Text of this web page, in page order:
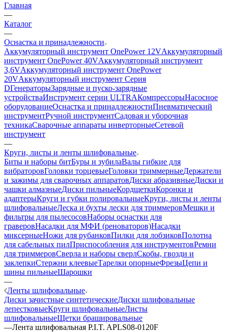
Главная
—
Каталог
—
Оснастка и принадлежности
Аккумуляторный инструмент OnePower 12VАккумуляторный
инструмент OnePower 40VАккумуляторный инструмент
3,6VАккумуляторный инструмент OnePower
20VАккумуляторный инструмент Серия
DГенераторыЗарядные и пуско-зарядные
устройстваИнструмент серии ULTRAКомпрессорыНасосное
оборудованиеОснастка и принадлежностиПневматический
инструментРучной инструментСадовая и уборочная
техникаСварочные аппараты инверторныеСетевой
инструмент
—
Круги, листы и ленты шлифовальные
Биты и наборы битБуры и зубилаВалы гибкие для
вибраторовГоловки торцевыеГоловки триммерныеДержатели
и зажимы для сварочных аппаратовДиски абразивныеДиски и
чашки алмазныеДиски пильныеКордщеткиКоронки и
адаптерыКруги и губки полировальныеКруги, листы и ленты
шлифовальныеЛеска и бухты лески для триммеровМешки и
фильтры для пылесосовНаборы оснастки для
граверовНасадки для МФИ (реноваторов)Насадки
миксерныеНожи для рубанковПилки для лобзиковПолотна
для сабельных пилПриспособления для инструментовРемни
для триммеровСверла и наборы сверлСкобы, гвозди и
заклепкиСтержни клеевыеТарелки опорныеФрезыЦепи и
шины пильныеШарошки
—
Ленты шлифовальные
Диски зачистные синтетическиеДиски шлифовальные
лепестковыеКруги шлифовальныеЛисты
шлифовальныеЩетки брашировальные
—Лента шлифовальная P.I.T. APLS08-0120F